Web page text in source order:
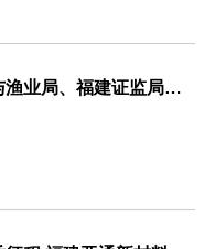
多方联动赋能海洋产业！省海洋与渔业局、福建证监局、北交所、市委金融办联合走访亚通新材料调研座谈！